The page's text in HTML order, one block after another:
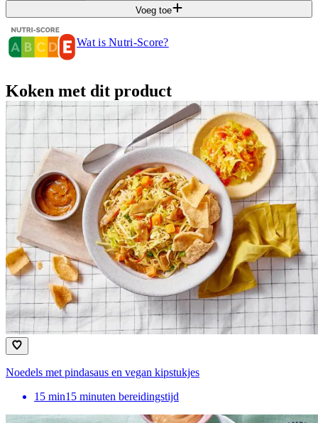
Voeg toe
Wat is Nutri-Score?
Koken met dit product
Noedels met pindasaus en vegan kipstukjes
15 min15 minuten bereidingstijd